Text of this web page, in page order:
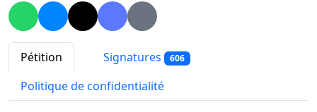
Pétition Signatures 606
Politique de confidentialité